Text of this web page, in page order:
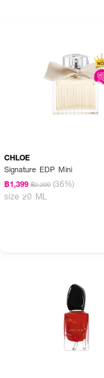
CHLOE
Signature EDP Mini
฿1,399 ฿2,200 (36%)
size 20 ML